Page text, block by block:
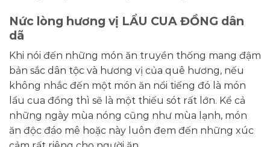
Nức lòng hương vị LẨU CUA ĐỒNG dân
dã
Khi nói đến những món ăn truyền thống mang đậm
bản sắc dân tộc và hương vị của quê hương, nếu
không nhắc đến một món ăn nổi tiếng đó là món
lẩu cua đồng thì sẽ là một thiếu sót rất lớn. Kể cả
những ngày mùa nóng cũng như mùa lạnh, món
ăn độc đáo mê hoặc này luôn đem đến những xúc